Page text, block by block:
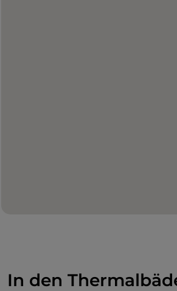
In den